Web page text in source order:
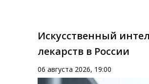
Искусственный
лекарств в России
06 августа 2026, 19:00